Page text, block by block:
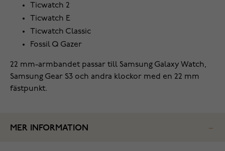
Ticwatch 2
Ticwatch E
Ticwatch Classic
Fossil Q Gazer
22 mm-armbandet passar till Samsung Galaxy Watch,
Samsung Gear S3 och andra klockor med en 22 mm
fästpunkt.
MER INFORMATION